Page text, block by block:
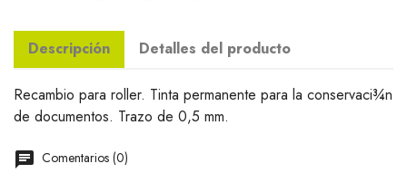
Descripción Detalles del producto
Recambio para roller. Tinta permanente para la conservaci¾n
de documentos. Trazo de 0,5 mm.
Comentarios (0)